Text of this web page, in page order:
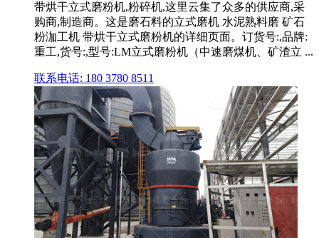
带烘干立式磨粉机,粉碎机,这里云集了众多的供应商,采
购商,制造商。这是磨石料的立式磨机 水泥熟料磨 矿石
粉泇工机 带烘干立式磨粉机的详细页面。订货号:,品牌:
重工,货号:,型号:LM立式磨粉机（中速磨煤机、矿渣立 ...
联系电话: 180 3780 8511